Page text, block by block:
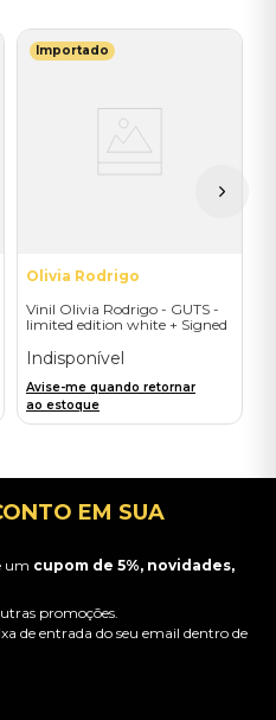
Importado
Olivia Rodrigo
Vinil Olivia Rodrigo - GUTS -
limited edition white + Signed
Indisponível
Avise-me quando retornar
ao estoque
EM SUA
um cupom de 5%, novidades,
promoções.
de entrada do seu email dentro de